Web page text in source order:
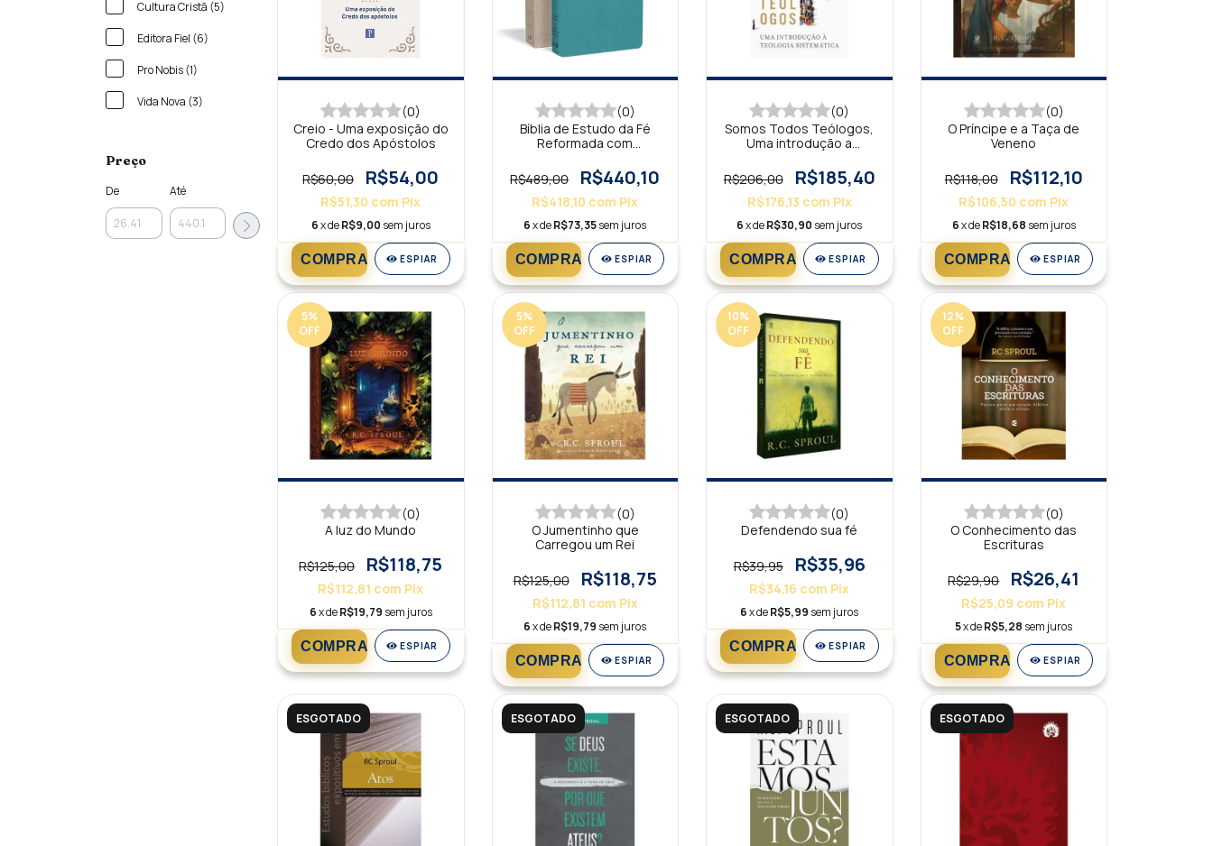
Cultura Cristã (5)
Editora Fiel (6)
Pro Nobis (1)
Vida Nova (3)
Preço
De Até
(0)
Creio - Uma exposição do
Credo dos Apóstolos
R$60,00 R$54,00
R$51,30 com Pix
6x deR$9,00 sem juros
ESPIAR
(0)
Bíblia de Estudo da Fé
Reformada com
Turquesa e Estojo
R$489,00 R$440,10
R$418,10 com Pix
6x deR$73,35sem juros
ESPIAR
(0)
Somos Todos Teólogos,
Uma introdução a
R$206,00
R$185,40
R$176,13 com Pix
6x deR$30,90 sem juros
ESPIAR
(0)
O Príncipe e a Taça de
Veneno
R$118,00 R$112,10
R$106,50 com Pix
6x deR$18,68 sem juros
ESPIAR
5%
OFF
(0)
A luz do Mundo
R$125,00 R$118,75
R$112,81 com Pix
6x deR$19,79 sem juros
ESPIAR
5%
OFF
(0)
O Jumentinho que
Carregou um Rei
R$125,00 R$118,75
R$112,81 com Pix
6x deR$19,79 sem juros
ESPIAR
10%
OFF
(0)
Defendendo sua fé
R$39,95 R$35,96
R$34,16 com Pix
6x deR$5,99 sem juros
ESPIAR
12%
OFF
(0)
O Conhecimento das
Escrituras
R$29,90 R$26,41
R$25,09 com Pix
5x deR$5,28 sem juros
ESPIAR
ESGOTADO ESGOTADO ESGOTADO ESGOTADO